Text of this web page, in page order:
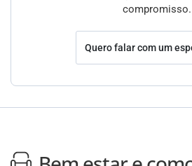
compromisso.
Quero falar com um